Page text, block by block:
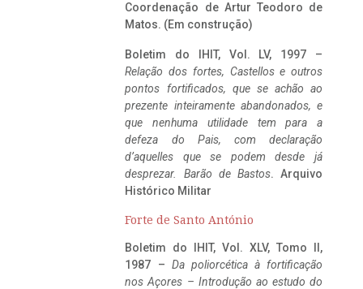
Coordenação de Artur Teodoro de
Matos. (Em construção)
Boletim do IHIT, Vol. LV, 1997 –
Relação dos fortes, Castellos e outros
pontos fortificados, que se achão ao
prezente inteiramente abandonados, e
que nenhuma utilidade tem para a
defeza do Pais, com declaração
d’aquelles que se podem desde já
desprezar. Barão de Bastos. Arquivo
Histórico Militar
Forte de Santo António
Boletim do IHIT, Vol. XLV, Tomo II,
1987 – Da poliorcética à fortificação
nos Açores – Introdução ao estudo do